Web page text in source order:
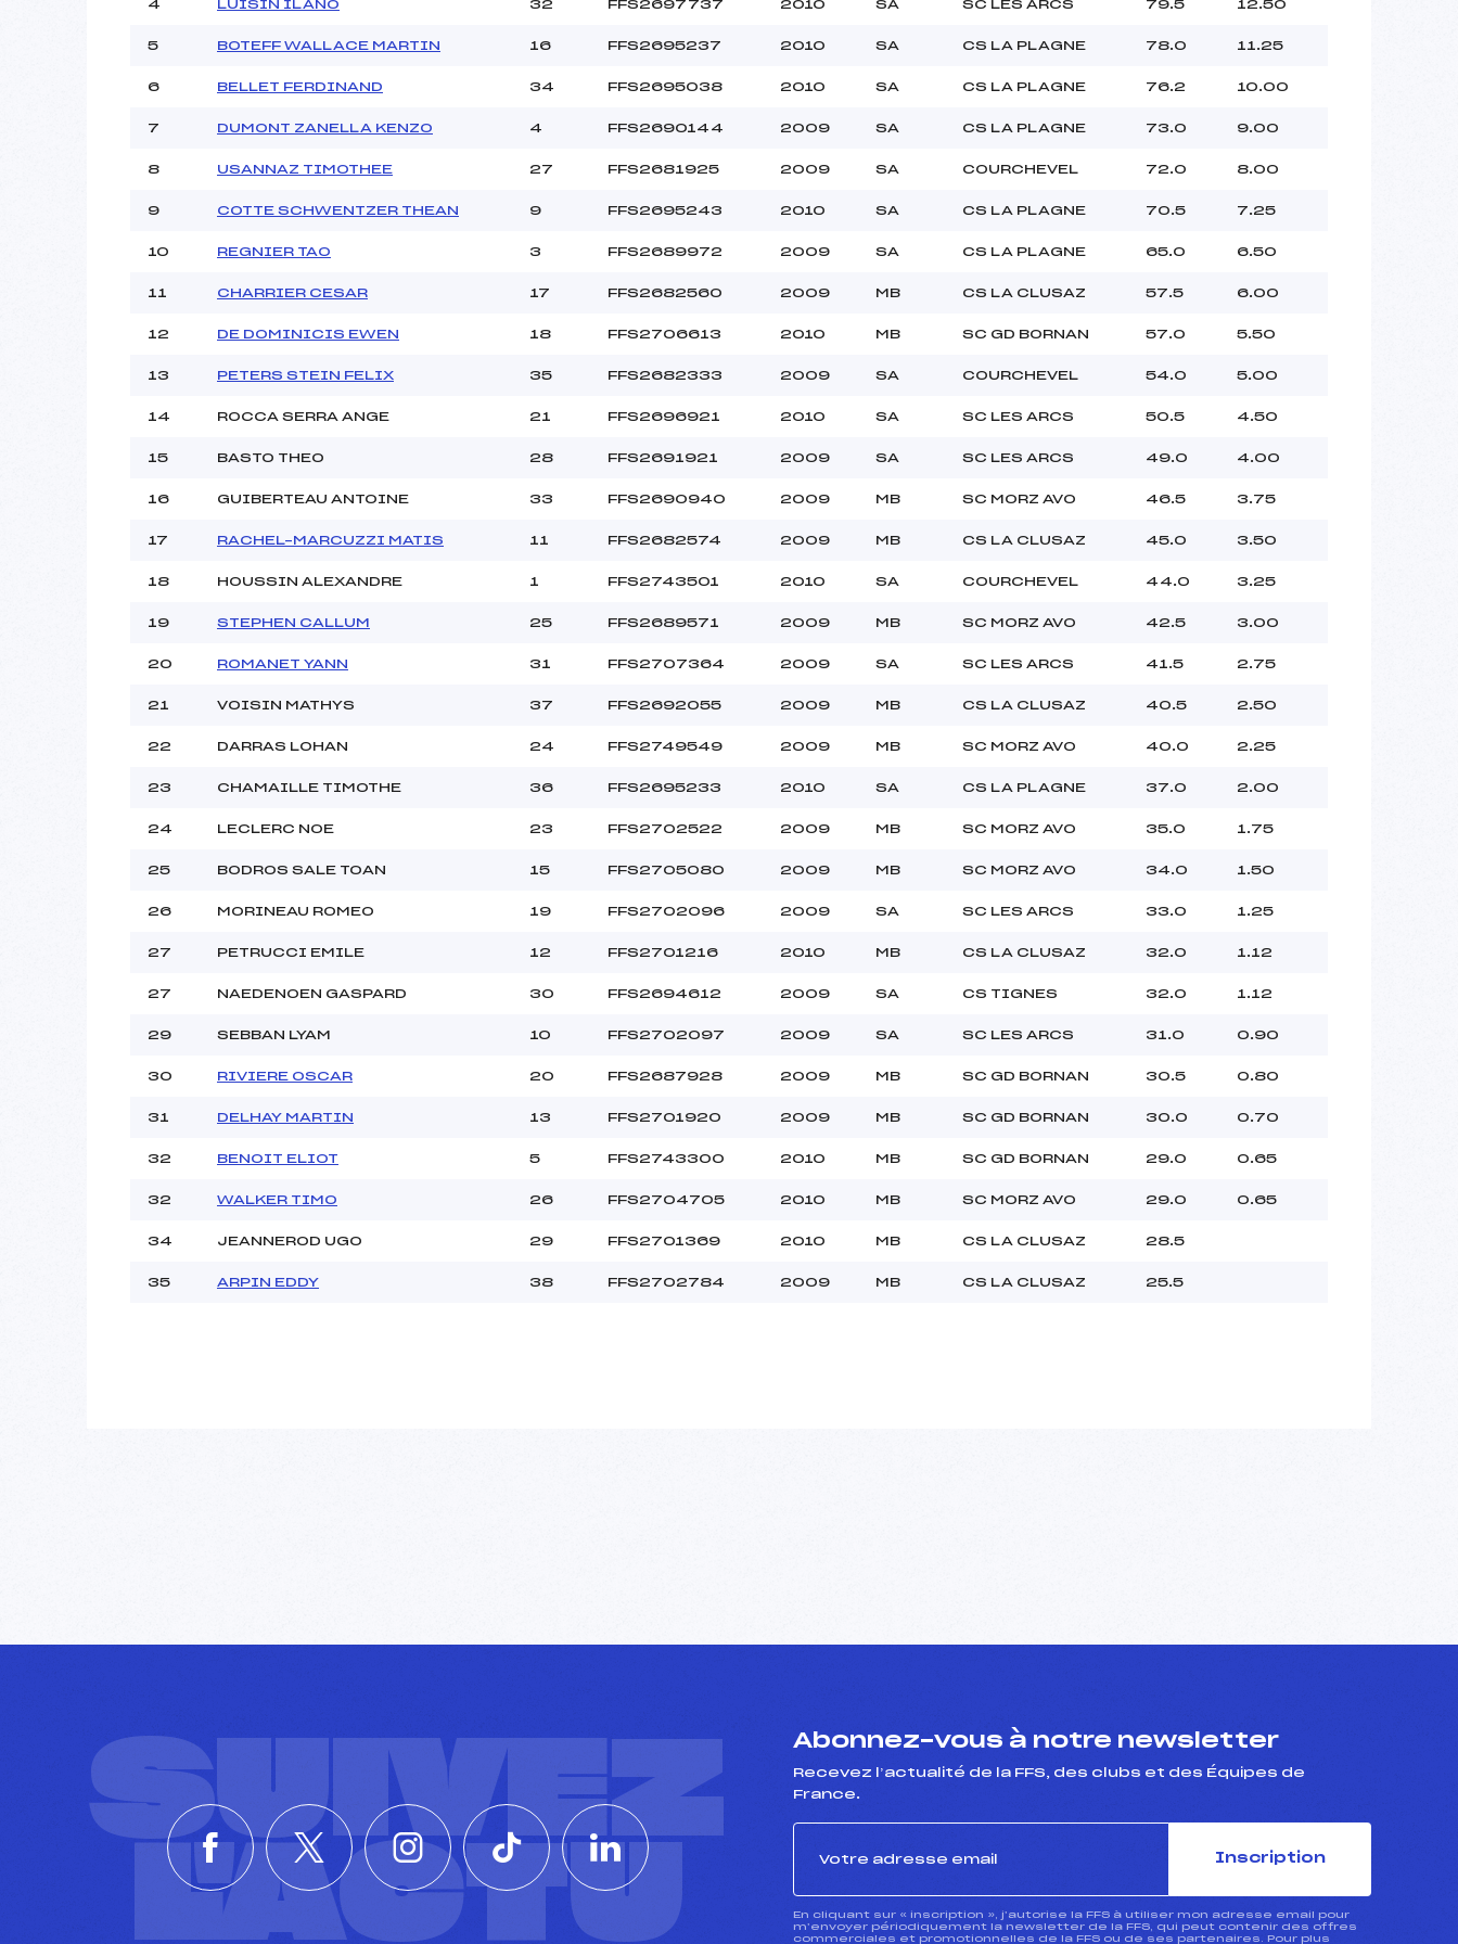
Pénalité appliquée :
25.0000
4 LUISIN ILANO 32 FFS2697737 2010 SA SC LES ARCS 79.5 12.50
5 BOTEFF WALLACE MARTIN 16 FFS2695237 2010 SA CS LA PLAGNE 78.0 11.25
6 BELLET FERDINAND 34 FFS2695038 2010 SA CS LA PLAGNE 76.2 10.00
7 DUMONT ZANELLA KENZO 4 FFS2690144 2009 SA CS LA PLAGNE 73.0 9.00
8 USANNAZ TIMOTHEE 27 FFS2681925 2009 SA COURCHEVEL 72.0 8.00
9 COTTE SCHWENTZER THEAN 9 FFS2695243 2010 SA CS LA PLAGNE 70.5 7.25
10 REGNIER TAO 3 FFS2689972 2009 SA CS LA PLAGNE 65.0 6.50
11 CHARRIER CESAR 17 FFS2682560 2009 MB CS LA CLUSAZ 57.5 6.00
12 DE DOMINICIS EWEN 18 FFS2706613 2010 MB SC GD BORNAN 57.0 5.50
13 PETERS STEIN FELIX 35 FFS2682333 2009 SA COURCHEVEL 54.0 5.00
14 ROCCA SERRA ANGE 21 FFS2696921 2010 SA SC LES ARCS 50.5 4.50
15 BASTO THEO 28 FFS2691921 2009 SA SC LES ARCS 49.0 4.00
16 GUIBERTEAU ANTOINE 33 FFS2690940 2009 MB SC MORZ AVO 46.5 3.75
17 RACHEL–MARCUZZI MATIS 11 FFS2682574 2009 MB CS LA CLUSAZ 45.0 3.50
18 HOUSSIN ALEXANDRE 1 FFS2743501 2010 SA COURCHEVEL 44.0 3.25
19 STEPHEN CALLUM 25 FFS2689571 2009 MB SC MORZ AVO 42.5 3.00
20 ROMANET YANN 31 FFS2707364 2009 SA SC LES ARCS 41.5 2.75
21 VOISIN MATHYS 37 FFS2692055 2009 MB CS LA CLUSAZ 40.5 2.50
22 DARRAS LOHAN 24 FFS2749549 2009 MB SC MORZ AVO 40.0 2.25
23 CHAMAILLE TIMOTHE 36 FFS2695233 2010 SA CS LA PLAGNE 37.0 2.00
24 LECLERC NOE 23 FFS2702522 2009 MB SC MORZ AVO 35.0 1.75
25 BODROS SALE TOAN 15 FFS2705080 2009 MB SC MORZ AVO 34.0 1.50
26 MORINEAU ROMEO 19 FFS2702096 2009 SA SC LES ARCS 33.0 1.25
27 PETRUCCI EMILE 12 FFS2701216 2010 MB CS LA CLUSAZ 32.0 1.12
27 NAEDENOEN GASPARD 30 FFS2694612 2009 SA CS TIGNES 32.0 1.12
29 SEBBAN LYAM 10 FFS2702097 2009 SA SC LES ARCS 31.0 0.90
30 RIVIERE OSCAR 20 FFS2687928 2009 MB SC GD BORNAN 30.5 0.80
31 DELHAY MARTIN 13 FFS2701920 2009 MB SC GD BORNAN 30.0 0.70
32 BENOIT ELIOT 5 FFS2743300 2010 MB SC GD BORNAN 29.0 0.65
32 WALKER TIMO 26 FFS2704705 2010 MB SC MORZ AVO 29.0 0.65
34 JEANNEROD UGO 29 FFS2701369 2010 MB CS LA CLUSAZ 28.5
35 ARPIN EDDY 38 FFS2702784 2009 MB CS LA CLUSAZ 25.5
SUIVEZ
L'ACTU
Abonnez-vous à notre newsletter
Recevez l’actualité de la FFS, des clubs et des Équipes de
France.
Inscription
En cliquant sur « inscription », j’autorise la FFS à utiliser mon adresse email pour
m’envoyer périodiquement la newsletter de la FFS, qui peut contenir des offres
commerciales et promotionnelles de la FFS ou de ses partenaires. Pour plus